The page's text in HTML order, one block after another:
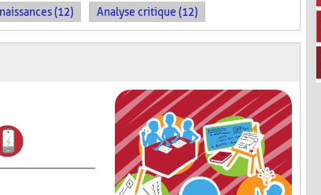
(12) Analyse critique (12)